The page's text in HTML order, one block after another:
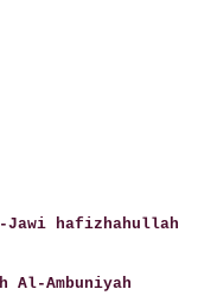
Jawi hafizhahullah
Al-Ambuniyah